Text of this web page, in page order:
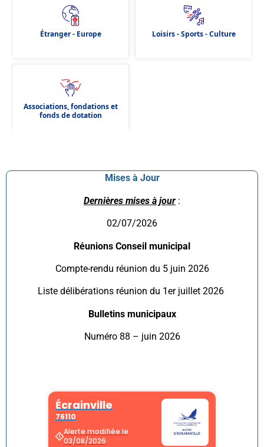
Mises à Jour
Dernières mises à jour :
02/07/2026
Réunions Conseil municipal
Compte-rendu réunion du 5 juin 2026
Liste délibérations réunion du 1er juillet 2026
Bulletins municipaux
Numéro 88 – juin 2026
Étranger - Europe Loisirs - Sports - Culture
Associations, fondations et
fonds de dotation